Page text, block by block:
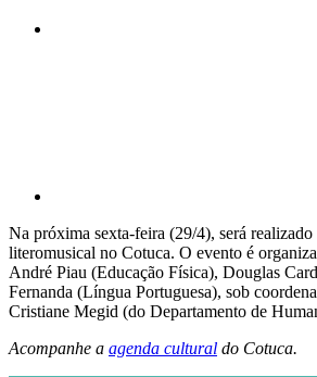
Na próxima sexta-feira (29/4), será realizado
literomusical no Cotuca. O evento é
André Piau (Educação Física), Douglas
Fernanda (Língua Portuguesa), sob
Cristiane Megid (do Departamento de
Acompanhe a agenda cultural do Cotuca.